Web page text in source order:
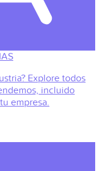
Explore todos
incluido
empresa.